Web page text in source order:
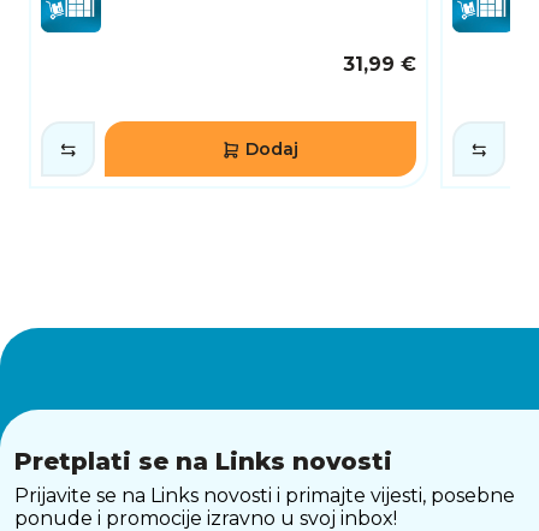
31,99 €
Dodaj
Pretplati se na Links novosti
Prijavite se na Links novosti i primajte vijesti, posebne
ponude i promocije izravno u svoj inbox!